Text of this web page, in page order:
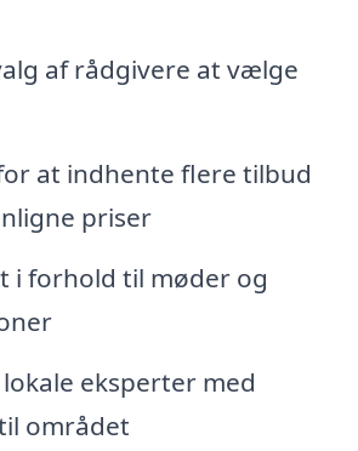
af rådgivere at vælge
at indhente flere tilbud
priser
i forhold til møder og
eksperter med
området